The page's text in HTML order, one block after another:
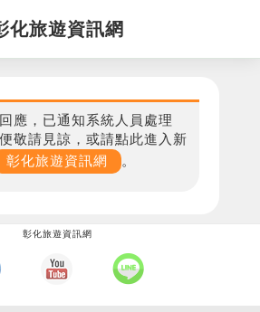
化旅遊資訊網
應，已通知系統人員處理
敬請見諒，或請點此進入新
彰化旅遊資訊網 。
彰化旅遊資訊網